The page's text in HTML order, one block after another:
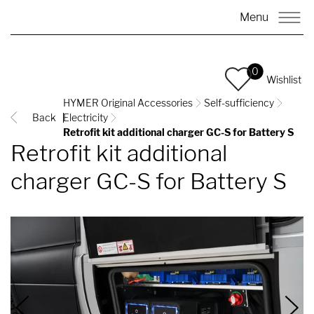
Menu
0
Wishlist
Back
HYMER Original Accessories
Self-sufficiency
Electricity
Retrofit kit additional charger GC-S for Battery S
Retrofit kit additional
charger GC-S for Battery S